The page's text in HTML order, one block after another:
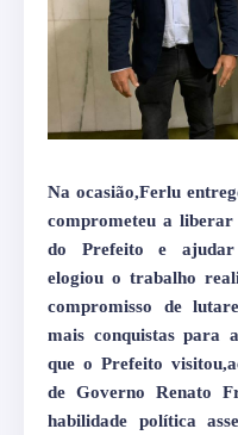
Na ocasião,Ferlu
comprometeu a liberar
do Prefeito e ajudar
elogiou o trabalho
compromisso de
mais conquistas para
que o Prefeito
de Governo Renato
habilidade política